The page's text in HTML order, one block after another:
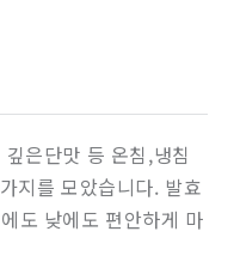
은단맛 등 온침,냉침
지를 모았습니다. 발효
도 낮에도 편안하게 마